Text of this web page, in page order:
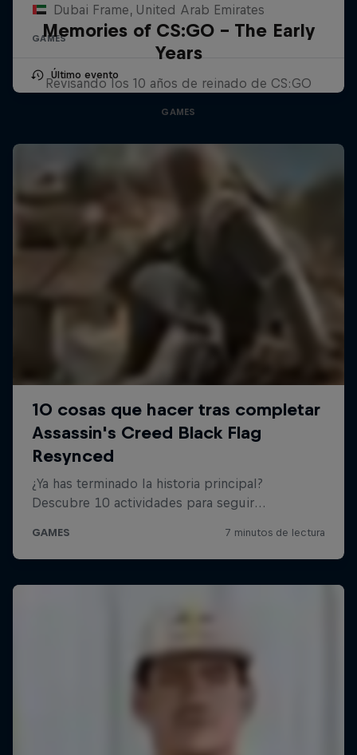
Dubai Frame, United Arab Emirates
GAMES
Último evento
Memories of CS:GO – The Early
Years
Revisando los 10 años de reinado de CS:GO
GAMES